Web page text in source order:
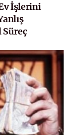
İşlerini
Süreç